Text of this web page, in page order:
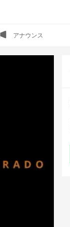
アナウンス